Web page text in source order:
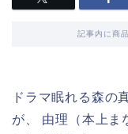
記事内に商
ドラマ眠れる森の
が、 由理（本上ま